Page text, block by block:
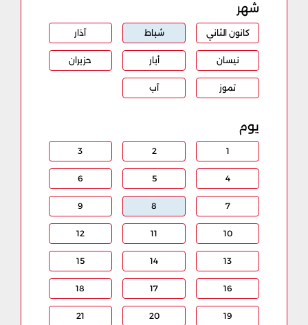
شهر
كانون الثاني شباط آذار
نيسان أيار حزيران
تموز آب
يوم
1
2
3
4
5
6
7
8
9
10
11
12
13
14
15
16
17
18
19
20
21